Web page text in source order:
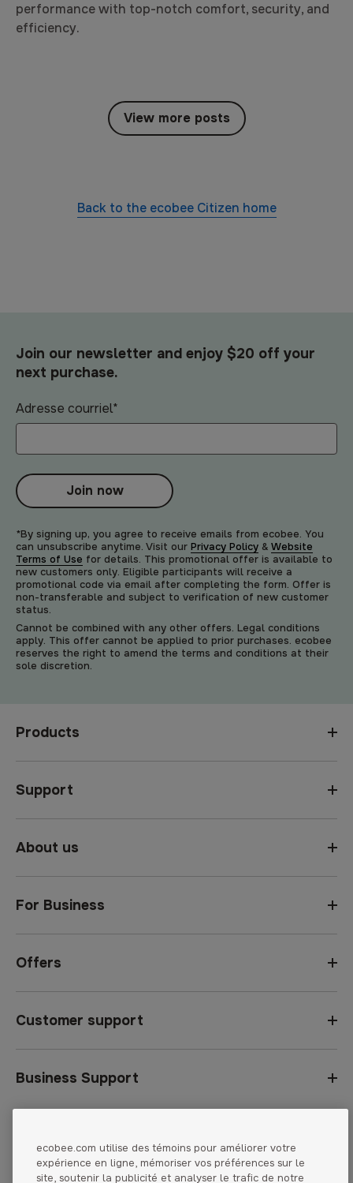
performance with top-notch comfort, security, and
efficiency.
View more posts
Back to the ecobee Citizen home
Join our newsletter and enjoy $20 off your
next purchase.
Adresse courriel*
Join now
*By signing up, you agree to receive emails from ecobee. You
can unsubscribe anytime. Visit our Privacy Policy & Website
Terms of Use for details. This promotional offer is available to
new customers only. Eligible participants will receive a
promotional code via email after completing the form. Offer is
non-transferable and subject to verification of new customer
status.
Cannot be combined with any other offers. Legal conditions
apply. This offer cannot be applied to prior purchases. ecobee
reserves the right to amend the terms and conditions at their
sole discretion.
Products
Support
About us
For Business
Offers
Customer support
Business Support
Canada
Privacy Notice
ecobee.com utilise des témoins pour améliorer votre
expérience en ligne, mémoriser vos préférences sur le
site, soutenir la publicité et analyser le trafic de notre